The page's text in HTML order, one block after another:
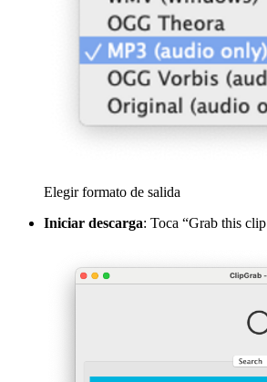
Elegir formato de salida
Iniciar descarga: Toca “Grab this